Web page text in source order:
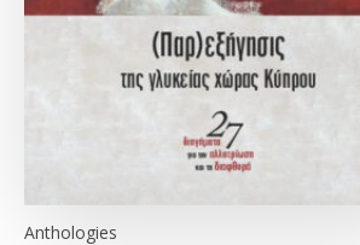
Anthologies